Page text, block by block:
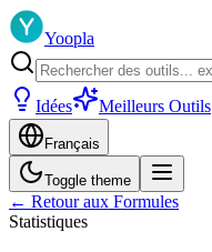
Yoopla
Idées Meilleurs Outils
Français
Toggle theme
← Retour aux Formules
Statistiques